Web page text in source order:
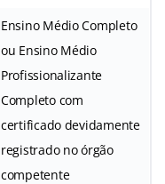
Ensino Médio Completo
ou Ensino Médio
Profissionalizante
Completo com
certificado devidamente
registrado no órgão
competente